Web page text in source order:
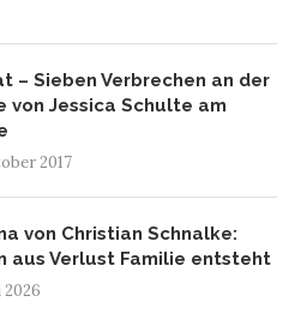
– Sieben Verbrechen an der
von Jessica Schulte am
2017
von Christian Schnalke:
aus Verlust Familie entsteht
2026